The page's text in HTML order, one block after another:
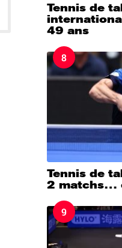
Tennis de
49 ans
8
Tennis de
2 matchs…
9